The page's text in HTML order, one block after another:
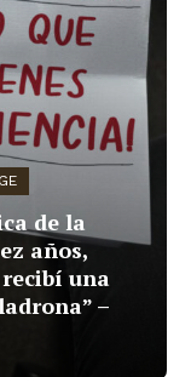
de la
años,
una
–